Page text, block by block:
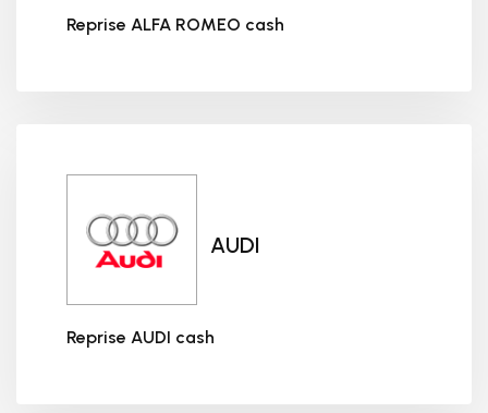
Reprise ALFA ROMEO cash
AUDI
Reprise AUDI cash